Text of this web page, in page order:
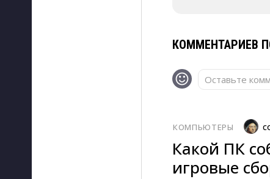
КОММЕНТАРИЕВ
Оставьте
КОМПЬЮТЕРЫ
Какой ПК
игровые